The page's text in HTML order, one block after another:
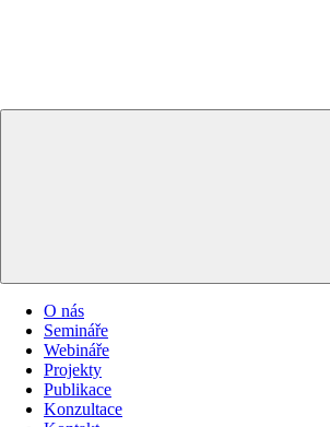
O nás
Semináře
Webináře
Projekty
Publikace
Konzultace